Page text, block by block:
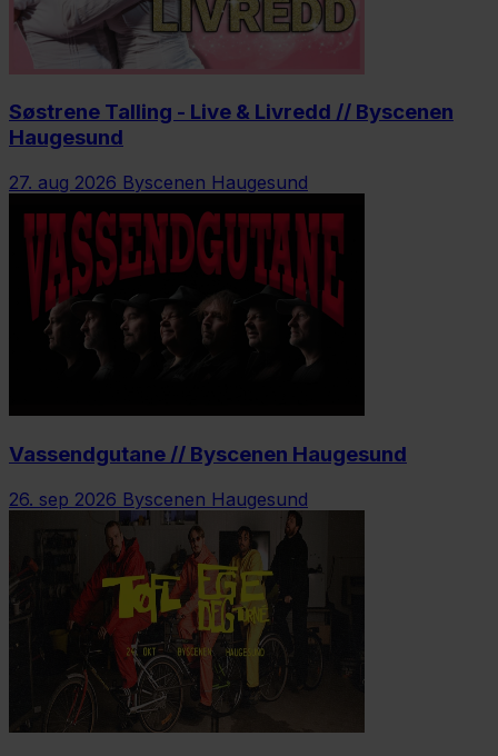
Søstrene Talling - Live & Livredd // Byscenen
Haugesund
27. aug 2026 Byscenen Haugesund
Vassendgutane // Byscenen Haugesund
26. sep 2026 Byscenen Haugesund